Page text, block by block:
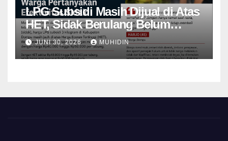
LPG Subsidi Masih Dijual di Atas
HET, Sidak Berulang Belum
Mampu Menekan Harga
JUNI 30, 2026 MUHIDIN